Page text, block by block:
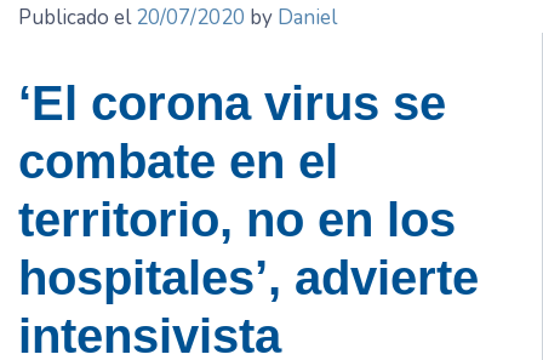
Publicado el20/07/2020 by Daniel
‘El corona virus se
combate en el
territorio, no en los
hospitales’, advierte
intensivista